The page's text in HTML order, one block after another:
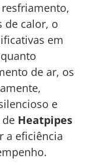
de calor, o
em
de ar, os
e
Heatpipes
a eficiência